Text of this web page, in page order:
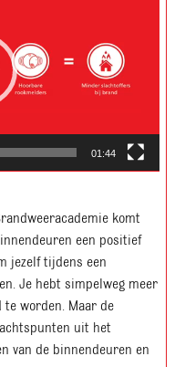
01:44
komt
een positief
jezelf tijdens een
Je hebt simpelweg meer
te worden. Maar de
uit het
van de binnendeuren en